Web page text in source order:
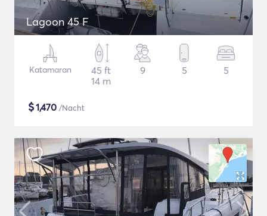
Lagoon 45 F
Katamaran
45 ft
14 m
9 5 5
$1,470 /Nacht